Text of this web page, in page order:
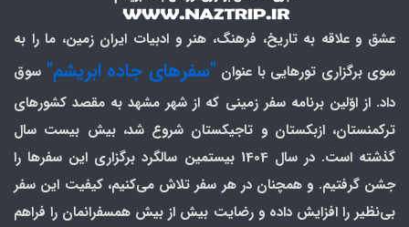
عشق و علاقه به تاریخ، فرهنگ، هنر و ادبیات ایران زمین، ما را به
سوی برگزاری تورهایی با عنوان "سفرهای جاده ابریشم" سوق
داد. از اوّلین برنامه سفر زمینی که از شهر مشهد به مقصد کشورهای
ترکمنستان، ازبکستان و تاجیکستان شروع شد، بیش بیست سال
گذشته است. در سال 1404 بیستمین سالگرد برگزاری این سفرها را
جشن گرفتیم. و همچنان در هر سفر تلاش می‌کنیم، کیفیت این سفر
بی‌نظیر را افزایش داده و رضایت بیش از بیش همسفرانمان را فراهم